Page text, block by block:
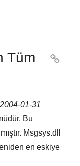
Tüm

2004-01-31
Bu
Msgsys.dll
en eskiye